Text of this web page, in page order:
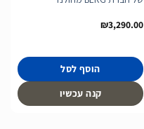
₪3,290.00
הוסף לסל
קנה עכשיו